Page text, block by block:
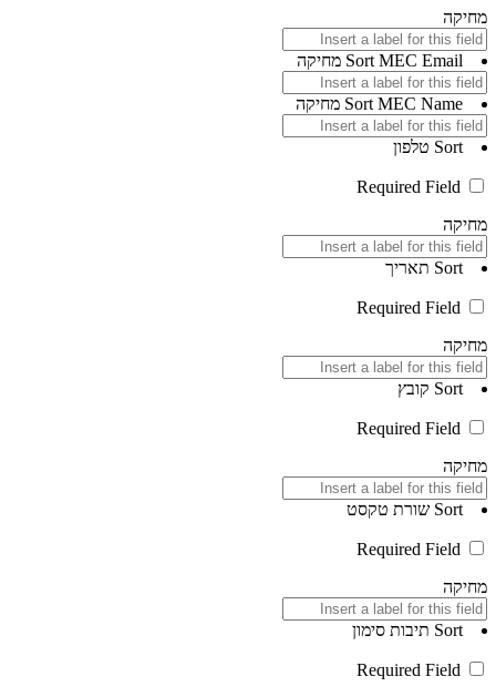
מחיקה
Sort MEC Email מחיקה
Sort MEC Name מחיקה
Sort טלפון
מחיקה
Sort תאריך
מחיקה
Sort קובץ
מחיקה
Sort שורת טקסט
מחיקה
Sort תיבות סימון